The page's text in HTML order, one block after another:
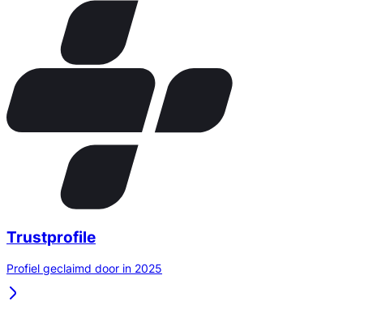
Trustprofile
Profiel geclaimd door in 2025